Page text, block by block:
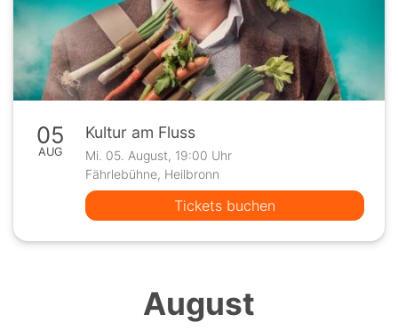
05
AUG
Kultur am Fluss
Mi. 05. August, 19:00 Uhr
Fährlebühne, Heilbronn
Tickets buchen
August